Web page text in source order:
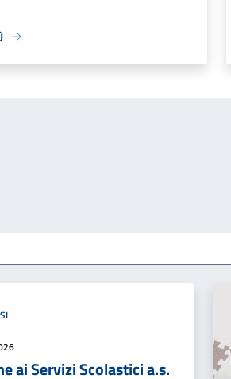
ai Servizi Scolastici a.s.